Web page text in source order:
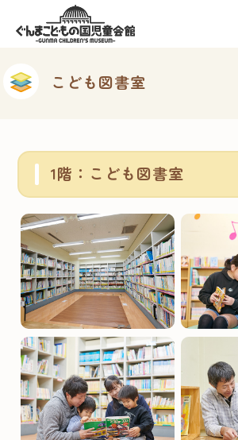
こども図書室
1階：こども図書室